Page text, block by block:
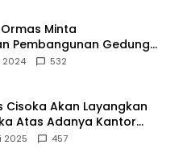
Minta
Pembangunan Gedung
Cisoka
2024 532
Cisoka Akan Layangkan
Atas Adanya Kantor
2025 457